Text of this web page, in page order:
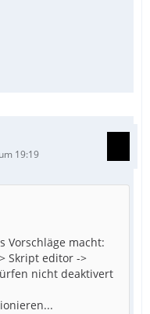
19:19
Vorschläge macht:
Skript editor ->
nicht deaktivert